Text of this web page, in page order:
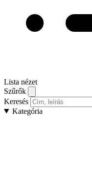
Lista nézet
Szűrők
Keresés
Kategória